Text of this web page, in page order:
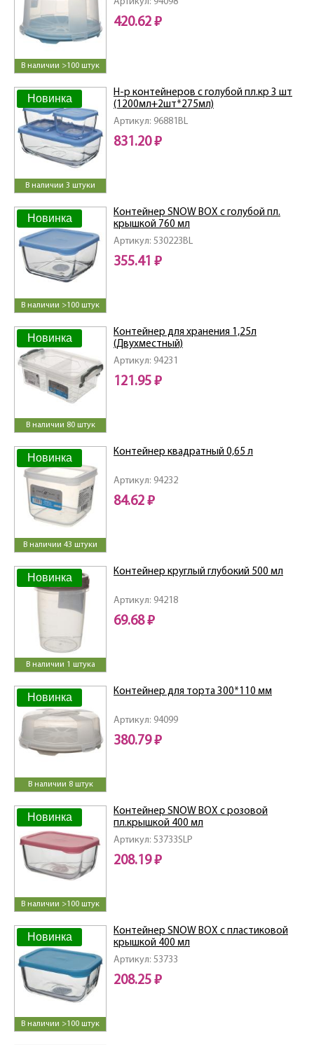
В наличии >100 штук
420.62 ₽
Новинка
В наличии 3 штуки
Артикул: 96881BL
Н-р контейнеров с голубой пл.кр 3 шт
(1200мл+2шт*275мл)
831.20 ₽
Новинка
В наличии >100 штук
Артикул: 530223BL
Контейнер SNOW BOX с голубой пл.
крышкой 760 мл
355.41 ₽
Новинка
В наличии 80 штук
Артикул: 94231
Контейнер для хранения 1,25л
(Двухместный)
121.95 ₽
Новинка
В наличии 43 штуки
Артикул: 94232
Контейнер квадратный 0,65 л
84.62 ₽
Новинка
В наличии 1 штука
Артикул: 94218
Контейнер круглый глубокий 500 мл
69.68 ₽
Новинка
В наличии 8 штук
Артикул: 94099
Контейнер для торта 300*110 мм
380.79 ₽
Новинка
В наличии >100 штук
Артикул: 53733SLP
Контейнер SNOW BOX с розовой
пл.крышкой 400 мл
208.19 ₽
Новинка
В наличии >100 штук
Артикул: 53733
Контейнер SNOW BOX с пластиковой
крышкой 400 мл
208.25 ₽